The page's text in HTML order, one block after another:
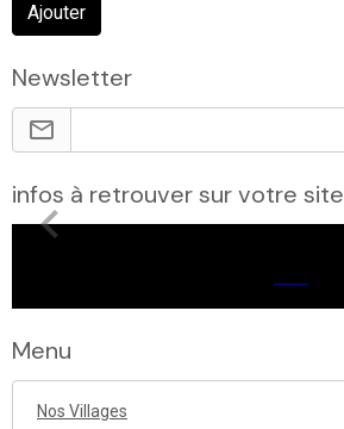
Ajouter
Newsletter
infos à retrouver sur votre site
Menu
Nos Villages